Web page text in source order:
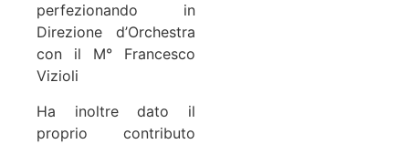
perfezionando in
Direzione d’Orchestra
con il M° Francesco
Vizioli
Ha inoltre dato il
proprio contributo